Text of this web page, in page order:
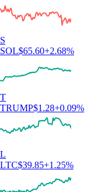
S
SOL$65.60+2.68%
T
TRUMP$1.28+0.09%
L
LTC$39.85+1.25%